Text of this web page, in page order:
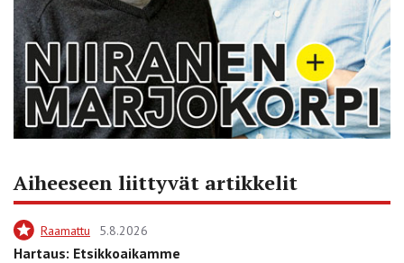
Aiheeseen liittyvät artikkelit
Raamattu 5.8.2026
Hartaus: Etsikkoaikamme